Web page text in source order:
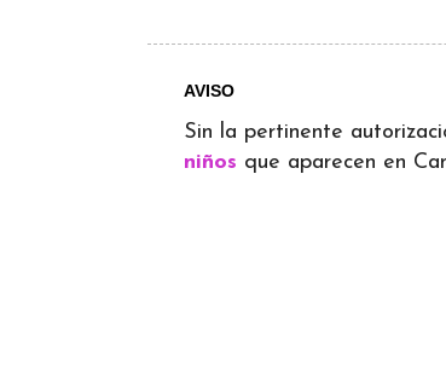
AVISO
Sin la pertinente
niños que aparecen en